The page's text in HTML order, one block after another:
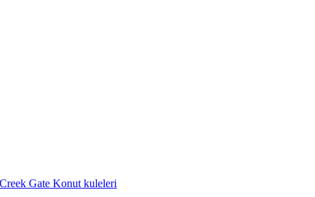
Creek Gate Konut kuleleri